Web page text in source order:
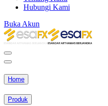
Hubungi Kami
Buka Akun
Home
Produk